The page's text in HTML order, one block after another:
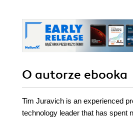
O autorze ebooka
Tim Juravich is an experienced
technology leader that has spent